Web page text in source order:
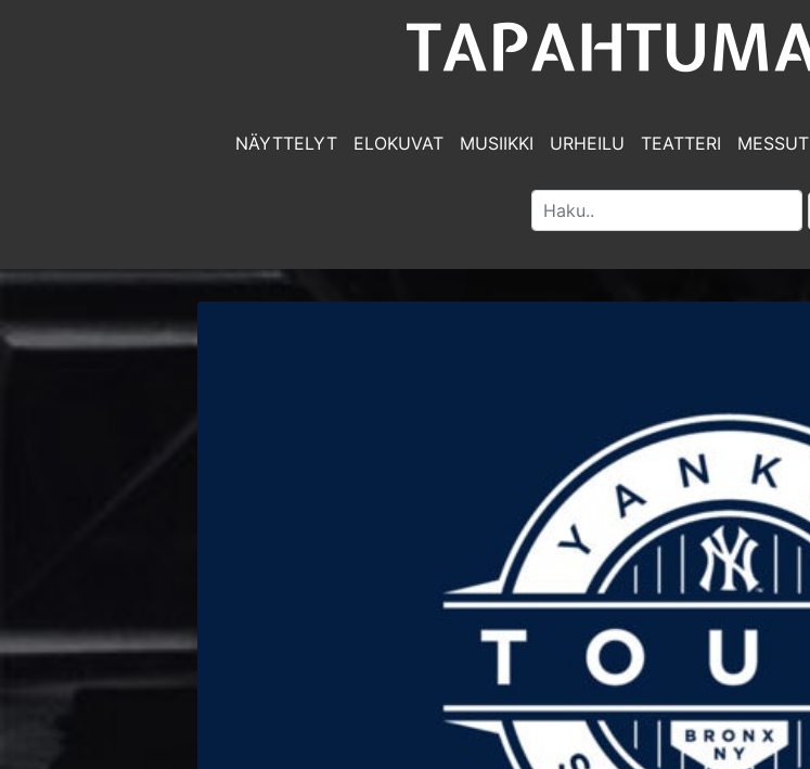
NÄYTTELYT ELOKUVAT MUSIIKKI URHEILU TEATTERI MESSUT